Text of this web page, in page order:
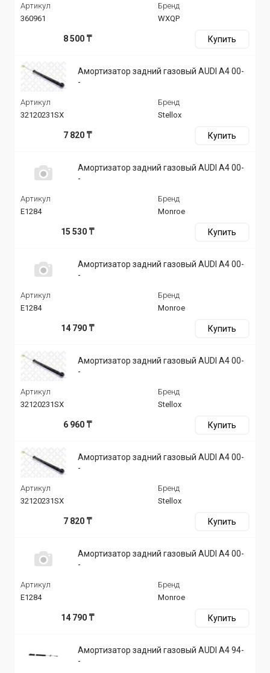
Артикул
360961
Бренд
WXQP
8 500 ₸ Купить
Амортизатор задний газовый AUDI A4 00-
-
Артикул
32120231SX
Бренд
Stellox
7 820 ₸ Купить
Амортизатор задний газовый AUDI A4 00-
-
Артикул
E1284
Бренд
Monroe
15 530 ₸ Купить
Амортизатор задний газовый AUDI A4 00-
-
Артикул
E1284
Бренд
Monroe
14 790 ₸ Купить
Амортизатор задний газовый AUDI A4 00-
-
Артикул
32120231SX
Бренд
Stellox
6 960 ₸ Купить
Амортизатор задний газовый AUDI A4 00-
-
Артикул
32120231SX
Бренд
Stellox
7 820 ₸ Купить
Амортизатор задний газовый AUDI A4 00-
-
Артикул
E1284
Бренд
Monroe
14 790 ₸ Купить
Амортизатор задний газовый AUDI A4 94-
-